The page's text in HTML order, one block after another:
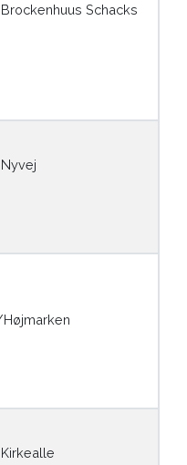
Schacks